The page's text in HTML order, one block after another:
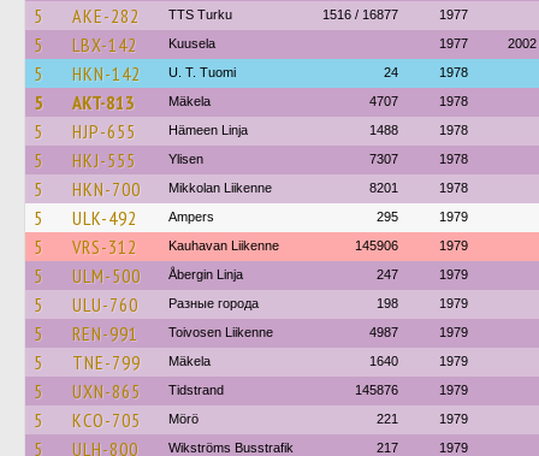
5 AKE-282 TTS Turku 1516 / 16877 1977
5 LBX-142 Kuusela 1977 2002
5 HKN-142 U. T. Tuomi 24 1978
5 AKT-813 Mäkela 4707 1978
5 HJP-655 Hämeen Linja 1488 1978
5 HKJ-555 Ylisen 7307 1978
5 HKN-700 Mikkolan Liikenne 8201 1978
5 ULK-492 Ampers 295 1979
5 VRS-312 Kauhavan Liikenne 145906 1979
5 ULM-500 Åbergin Linja 247 1979
5 ULU-760 Разные города 198 1979
5 REN-991 Toivosen Liikenne 4987 1979
5 TNE-799 Mäkela 1640 1979
5 UXN-865 Tidstrand 145876 1979
5 KCO-705 Mörö 221 1979
5 ULH-800 Wikströms Busstrafik 217 1979